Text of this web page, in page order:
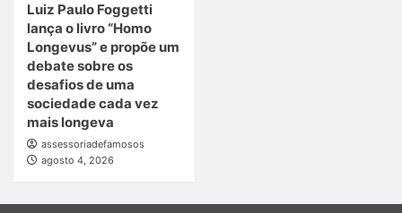
Luiz Paulo Foggetti
lança o livro “Homo
Longevus” e propõe um
debate sobre os
desafios de uma
sociedade cada vez
mais longeva
assessoriadefamosos
agosto 4, 2026